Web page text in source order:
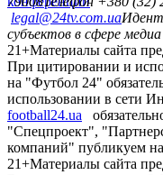
legal@24tv.com.ua
субъектов в сфере
21+Материалы сайта
При цитировании и
на "Футбол 24"
использовании в сети
football24.ua
"Спецпроект",
компаний" публикуем
21+Материалы сайта